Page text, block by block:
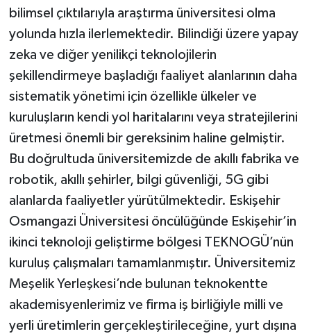
bilimsel çıktılarıyla araştırma üniversitesi olma
yolunda hızla ilerlemektedir. Bilindiği üzere yapay
zeka ve diğer yenilikçi teknolojilerin
şekillendirmeye başladığı faaliyet alanlarının daha
sistematik yönetimi için özellikle ülkeler ve
kuruluşların kendi yol haritalarını veya stratejilerini
üretmesi önemli bir gereksinim haline gelmiştir.
Bu doğrultuda üniversitemizde de akıllı fabrika ve
robotik, akıllı şehirler, bilgi güvenliği, 5G gibi
alanlarda faaliyetler yürütülmektedir. Eskişehir
Osmangazi Üniversitesi öncülüğünde Eskişehir’in
ikinci teknoloji geliştirme bölgesi TEKNOGÜ’nün
kuruluş çalışmaları tamamlanmıştır. Üniversitemiz
Meşelik Yerleşkesi’nde bulunan teknokentte
akademisyenlerimiz ve firma iş birliğiyle milli ve
yerli üretimlerin gerçekleştirileceğine, yurt dışına